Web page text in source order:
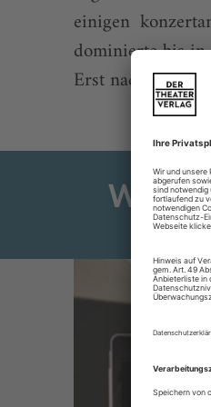
einigen
dominierte bis in
Erst nachdem